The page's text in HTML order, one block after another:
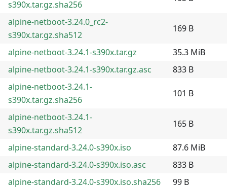
s390x.tar.gz.sha256
alpine-netboot-3.24.0_rc2-
s390x.tar.gz.sha512
169 B
alpine-netboot-3.24.1-s390x.tar.gz
35.3 MiB
alpine-netboot-3.24.1-s390x.tar.gz.asc
833 B
alpine-netboot-3.24.1-
s390x.tar.gz.sha256
101 B
alpine-netboot-3.24.1-
s390x.tar.gz.sha512
165 B
alpine-standard-3.24.0-s390x.iso
87.6 MiB
alpine-standard-3.24.0-s390x.iso.asc
833 B
alpine-standard-3.24.0-s390x.iso.sha256
99 B